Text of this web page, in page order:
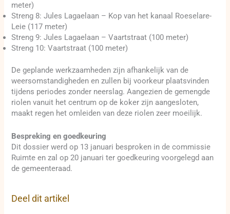
meter)
Streng 8: Jules Lagaelaan – Kop van het kanaal Roeselare-
Leie (117 meter)
Streng 9: Jules Lagaelaan – Vaartstraat (100 meter)
Streng 10: Vaartstraat (100 meter)
De geplande werkzaamheden zijn afhankelijk van de
weersomstandigheden en zullen bij voorkeur plaatsvinden
tijdens periodes zonder neerslag. Aangezien de gemengde
riolen vanuit het centrum op de koker zijn aangesloten,
maakt regen het omleiden van deze riolen zeer moeilijk.
Bespreking en goedkeuring
Dit dossier werd op 13 januari besproken in de commissie
Ruimte en zal op 20 januari ter goedkeuring voorgelegd aan
de gemeenteraad.
Deel dit artikel